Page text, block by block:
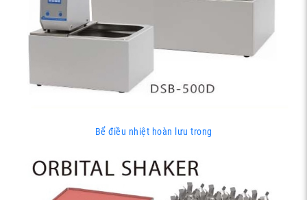
Bể điều nhiệt hoàn lưu trong